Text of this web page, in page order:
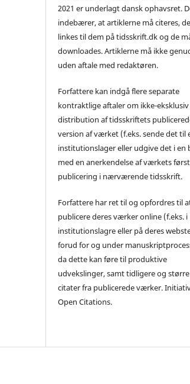
2021 er underlagt dansk ophavsret.
indebærer, at artiklerne må citeres,
linkes til dem på tidsskrift.dk og de
downloades. Artiklerne må ikke
uden aftale med redaktøren.
Forfattere kan indgå flere separate
kontraktlige aftaler om ikke-eksklusiv
distribution af tidsskriftets
version af værket (f.eks. sende det til
institutionslager eller udgive det i en
med en anerkendelse af værkets
publicering i nærværende tidsskrift.
Forfattere har ret til og opfordres til
publicere deres værker online (f.eks. i
institutionslagre eller på deres
forud for og under
da dette kan føre til produktive
udvekslinger, samt tidligere og større
citater fra publicerede værker.
Open Citations.